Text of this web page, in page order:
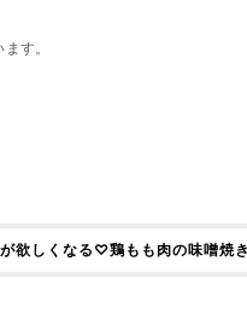
す。
欲しくなる♡鶏もも肉の味噌焼